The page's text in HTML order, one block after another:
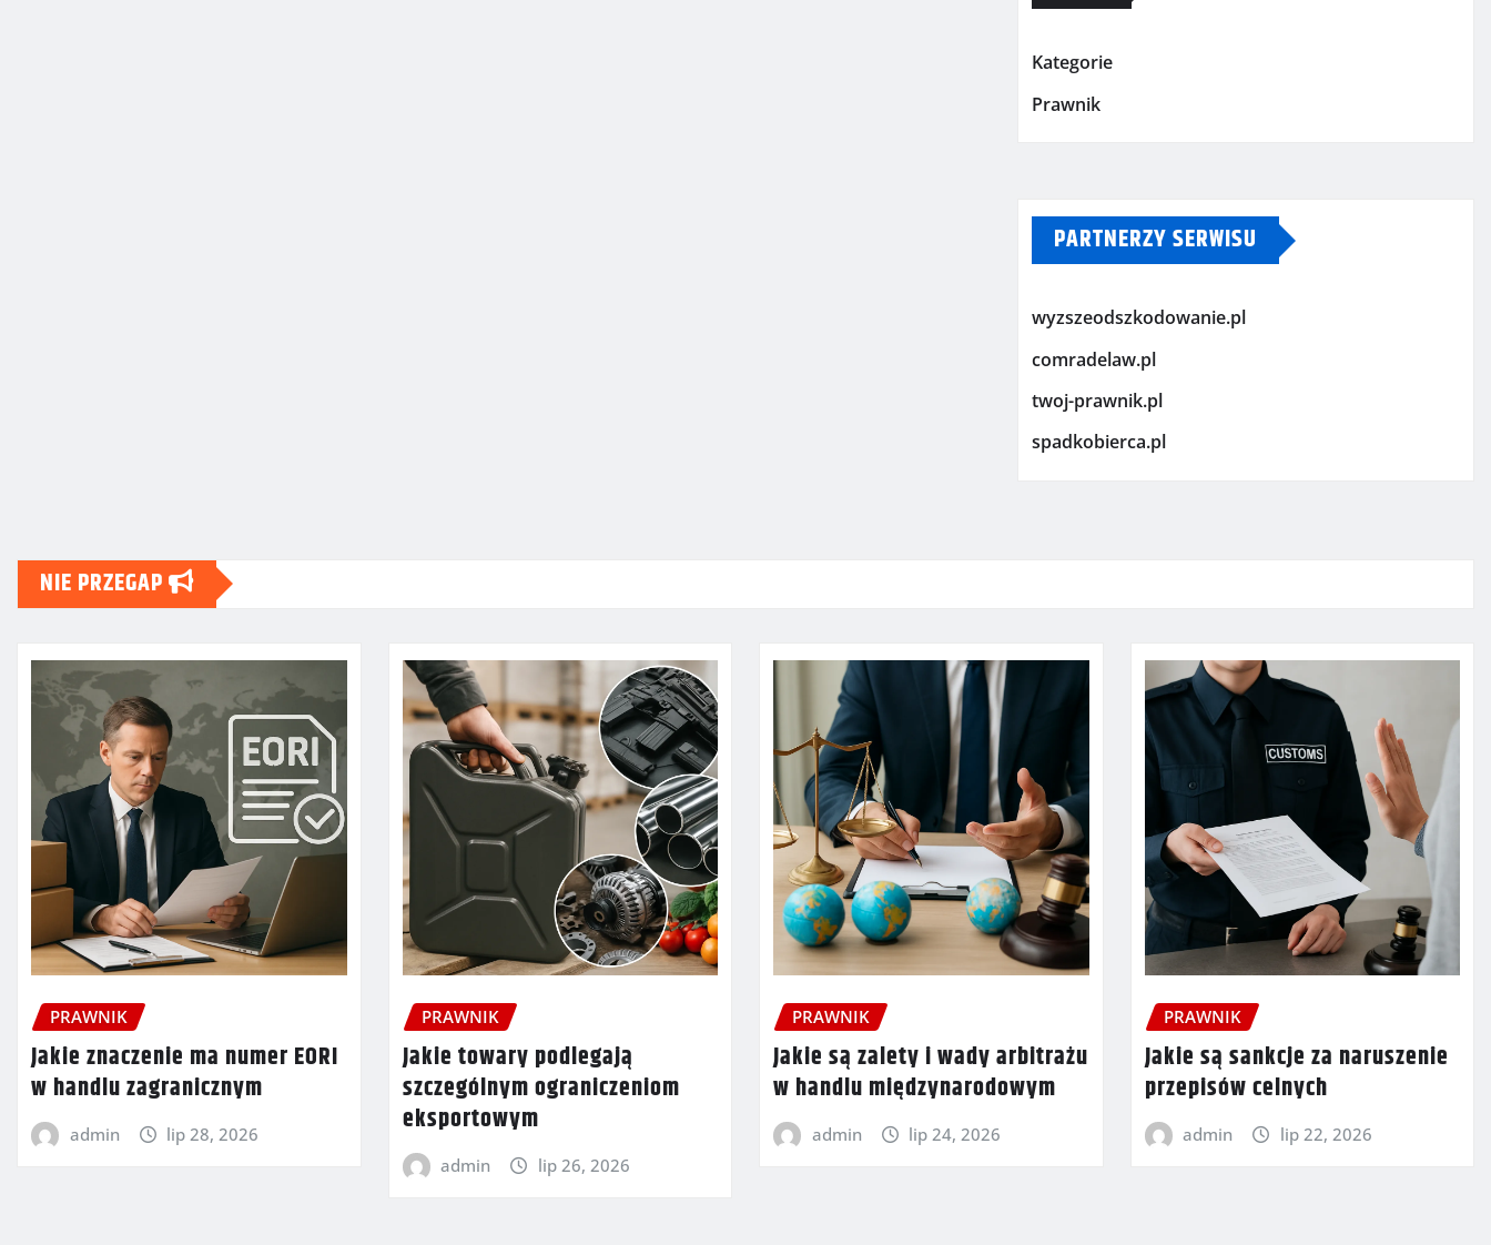
Kategorie
Prawnik
PARTNERZY SERWISU
wyzszeodszkodowanie.pl
comradelaw.pl
twoj-prawnik.pl
spadkobierca.pl
NIE PRZEGAP
PRAWNIK
Jakie znaczenie ma numer EORI
w handlu zagranicznym
admin lip 28, 2026
PRAWNIK
Jakie towary podlegają
szczególnym ograniczeniom
eksportowym
admin lip 26, 2026
PRAWNIK
Jakie są zalety i wady arbitrażu
w handlu międzynarodowym
admin lip 24, 2026
PRAWNIK
Jakie są sankcje za naruszenie
przepisów celnych
admin lip 22, 2026